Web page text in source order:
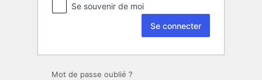
Se souvenir de moi
Mot de passe oublié ?